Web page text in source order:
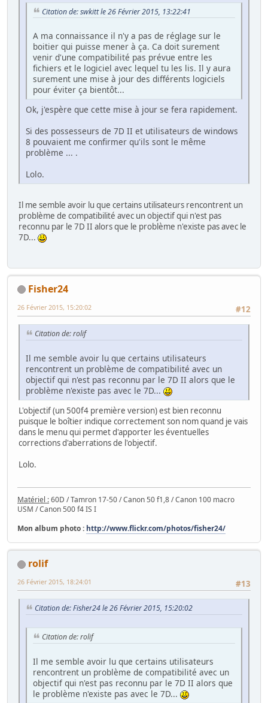
Citation de: swkitt le 26 Février 2015, 13:22:41
A ma connaissance il n'y a pas de réglage sur le
boitier qui puisse mener à ça. Ca doit surement
venir d'une compatibilité pas prévue entre les
fichiers et le logiciel avec lequel tu les lis. Il y aura
surement une mise à jour des différents logiciels
pour éviter ça bientôt...
Ok, j'espère que cette mise à jour se fera rapidement.
Si des possesseurs de 7D II et utilisateurs de windows
8 pouvaient me confirmer qu'ils sont le même
problème ... .
Lolo.
Il me semble avoir lu que certains utilisateurs rencontrent un
problème de compatibilité avec un objectif qui n'est pas
reconnu par le 7D II alors que le problème n'existe pas avec le
7D...
Fisher24
#12
26 Février 2015, 15:20:02
Citation de: rolif
Il me semble avoir lu que certains utilisateurs
rencontrent un problème de compatibilité avec un
objectif qui n'est pas reconnu par le 7D II alors que le
problème n'existe pas avec le 7D...
L'objectif (un 500f4 première version) est bien reconnu
puisque le boîtier indique correctement son nom quand je vais
dans le menu qui permet d'apporter les éventuelles
corrections d'aberrations de l'objectif.
Lolo.
Matériel :60D / Tamron 17-50 / Canon 50 f1,8 / Canon 100 macro
USM / Canon 500 f4 IS I
Mon album photo : http://www.flickr.com/photos/fisher24/
rolif
#13
26 Février 2015, 18:24:01
Citation de: Fisher24 le 26 Février 2015, 15:20:02
Citation de: rolif
Il me semble avoir lu que certains utilisateurs
rencontrent un problème de compatibilité avec un
objectif qui n'est pas reconnu par le 7D II alors que
le problème n'existe pas avec le 7D...